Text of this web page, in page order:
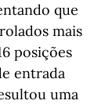
que
mais
posições
entrada
uma